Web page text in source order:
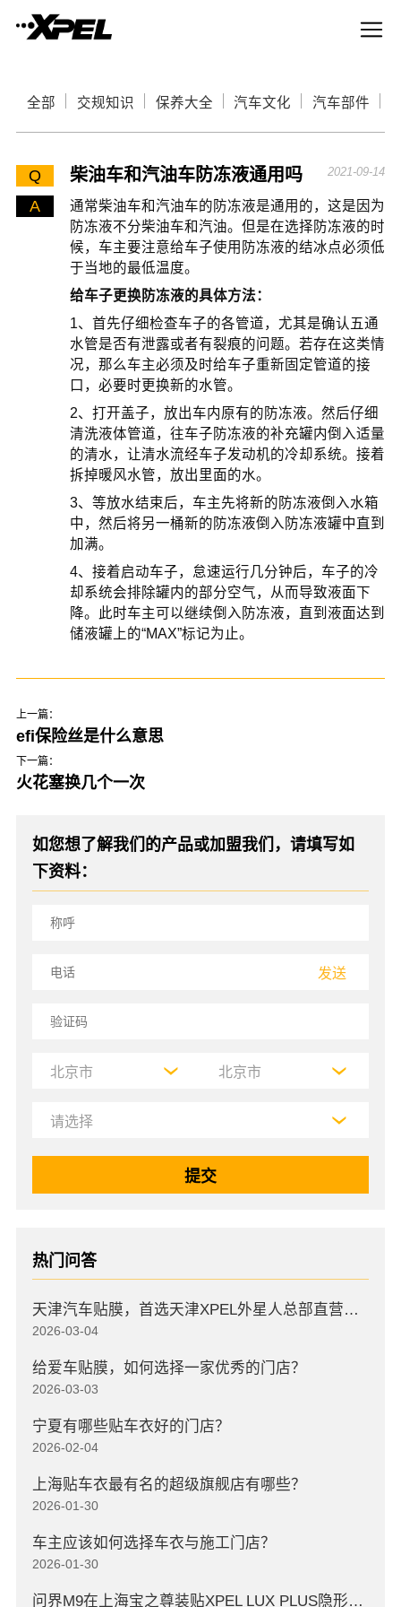
全部 交规知识 保养大全 汽车文化 汽车部件
Q 柴油车和汽油车防冻液通用吗 2021-09-14
A
通常柴油车和汽油车的防冻液是通用的，这是因为
防冻液不分柴油车和汽油。但是在选择防冻液的时
候，车主要注意给车子使用防冻液的结冰点必须低
于当地的最低温度。
给车子更换防冻液的具体方法：
1、首先仔细检查车子的各管道，尤其是确认五通
水管是否有泄露或者有裂痕的问题。若存在这类情
况，那么车主必须及时给车子重新固定管道的接
口，必要时更换新的水管。
2、打开盖子，放出车内原有的防冻液。然后仔细
清洗液体管道，往车子防冻液的补充罐内倒入适量
的清水，让清水流经车子发动机的冷却系统。接着
拆掉暖风水管，放出里面的水。
3、等放水结束后，车主先将新的防冻液倒入水箱
中，然后将另一桶新的防冻液倒入防冻液罐中直到
加满。
4、接着启动车子，怠速运行几分钟后，车子的冷
却系统会排除罐内的部分空气，从而导致液面下
降。此时车主可以继续倒入防冻液，直到液面达到
储液罐上的“MAX”标记为止。
上一篇：
efi保险丝是什么意思
下一篇：
火花塞换几个一次
如您想了解我们的产品或加盟我们，请填写如
下资料：
发送
热门问答
天津汽车贴膜，首选天津XPEL外星人总部直营店，高口碑店
2026-03-04
给爱车贴膜，如何选择一家优秀的门店？
2026-03-03
宁夏有哪些贴车衣好的门店？
2026-02-04
上海贴车衣最有名的超级旗舰店有哪些？
2026-01-30
车主应该如何选择车衣与施工门店？
2026-01-30
问界M9在上海宝之尊装贴XPEL LUX PLUS隐形车衣